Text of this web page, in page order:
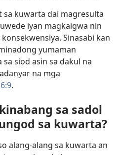
sa kuwarta dai magresulta
iyan magkaigwa nin
Sinasabi kan
yumaman
siod asin sa dakul na
na mga
.
sa sadol
sa kuwarta?
alang-alang sa kuwarta an